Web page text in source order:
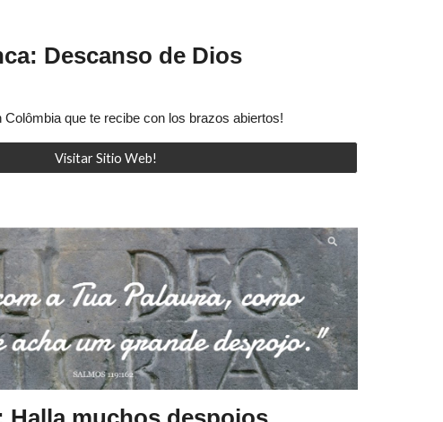
Descanso de Dios
Colômbia que te recibe con los brazos abiertos!
Visitar Sitio Web!